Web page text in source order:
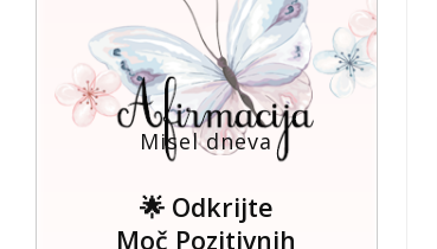
Misel dneva
🌟 Odkrijte
Moč Pozitivnih